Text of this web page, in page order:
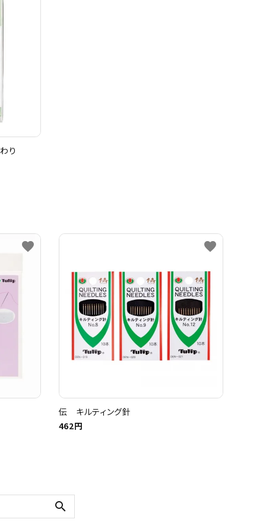
り
favorite
伝 キルティング針
462円
favorite
search